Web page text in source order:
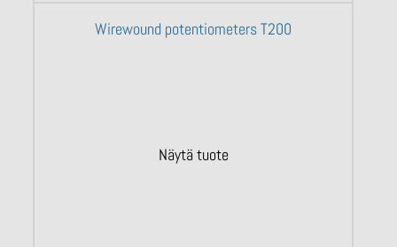
Wirewound potentiometers T200
Näytä tuote